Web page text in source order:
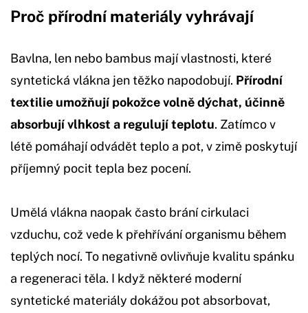
Proč přírodní materiály vyhrávají
Bavlna, len nebo bambus mají vlastnosti, které
syntetická vlákna jen těžko napodobují. Přírodní
textilie umožňují pokožce volně dýchat, účinně
absorbují vlhkost a regulují teplotu. Zatímco v
létě pomáhají odvádět teplo a pot, v zimě poskytují
příjemný pocit tepla bez pocení.
Umělá vlákna naopak často brání cirkulaci
vzduchu, což vede k přehřívání organismu během
teplých nocí. To negativně ovlivňuje kvalitu spánku
a regeneraci těla. I když některé moderní
syntetické materiály dokážou pot absorbovat,